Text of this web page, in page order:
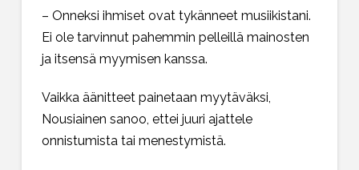
– Onneksi ihmiset ovat tykänneet musiikistani.
Ei ole tarvinnut pahemmin pelleillä mainosten
ja itsensä myymisen kanssa.
Vaikka äänitteet painetaan myytäväksi,
Nousiainen sanoo, ettei juuri ajattele
onnistumista tai menestymistä.